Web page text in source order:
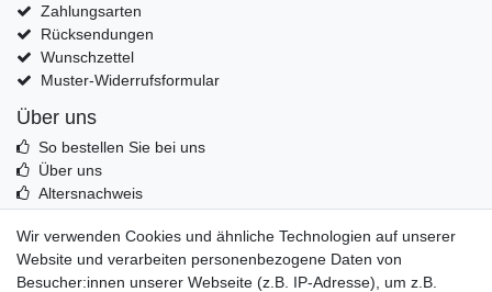
Zahlungsarten
Rücksendungen
Wunschzettel
Muster-Widerrufsformular
Über uns
So bestellen Sie bei uns
Über uns
Altersnachweis
Echtheit von Kundenbewertungen
Messer Info Forum
Wir verwenden Cookies und ähnliche Technologien auf unserer
Website und verarbeiten personenbezogene Daten von
Besucher:innen unserer Webseite (z.B. IP-Adresse), um z.B.